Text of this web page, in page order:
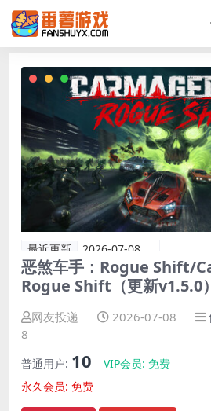
最近更新 2026-07-08
恶煞车手：Rogue Shift/
Rogue Shift（更新v1.5.0）
网友投递 2026-07-08
8
普通用户: 10 VIP会员: 免费
永久会员: 免费